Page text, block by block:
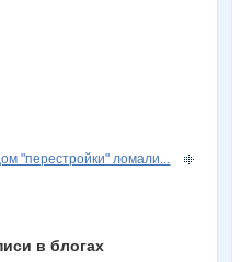
"перестройки" ломали...
в блогах